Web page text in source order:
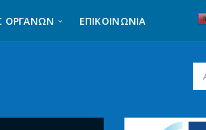
ΟΡΓΑΝΩΝ ΕΠΙΚΟΙΝΩΝΊΑ